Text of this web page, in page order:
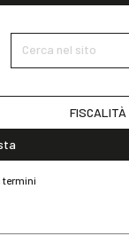
Cerca nel sito
FISCALITÀ
termini